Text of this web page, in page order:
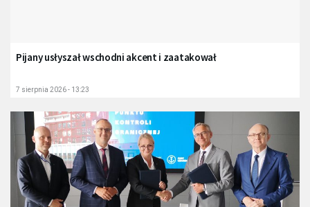
Pijany usłyszał wschodni akcent i zaatakował
7 sierpnia 2026 - 13:23